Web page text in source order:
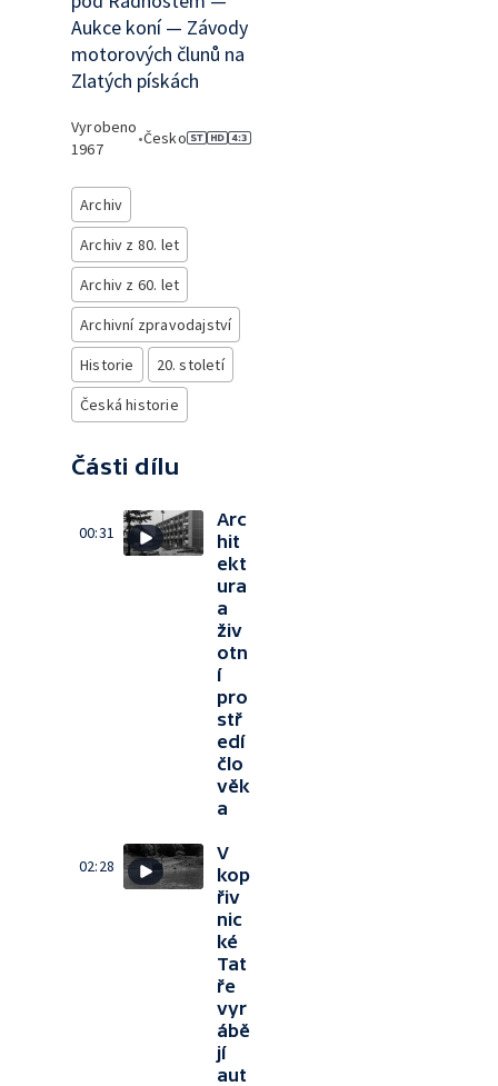
Aukce koní — Závody
motorových člunů na
Zlatých pískách
Vyrobeno
1967
•Česko
Archiv
Archiv z 80. let
Archiv z 60. let
Archivní zpravodajství
Historie
20. století
Česká historie
Části dílu
00:31
Arc
hit
ekt
ura
a
živ
otn
í
pro
stř
edí
člo
věk
a
02:28
V
kop
řiv
nic
ké
Tat
ře
vyr
ábě
jí
aut